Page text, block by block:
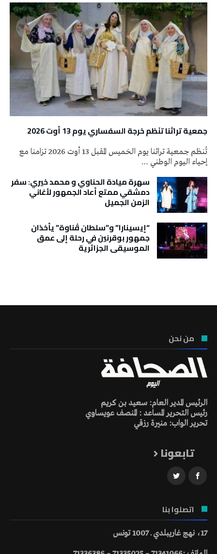
جمعية تراثنا تنَظم خرجة السفساري يوم 13 أوت 2026
تُنظم جمعية تراثنا يوم الخميس المقبل 13 أوت 2026 تزامنا مع
إحياء اليوم الوطني …
سهرة ميادة الحناوي و محمد خيري: سفر
دمشقي ممتع أعاد الجمهور لأغاني
الزمن الجميل
“إيسينارا” و”سلطان ڤناوة” يأخذان
جمهور بوقرنين في رحلة إلى عمق
الموسيقى الجزائرية
من نحن
الرئيس المدير العام: سعيد بن كريم
رئيس التحرير المساعد : المنصف عويساوي
تحرير الواب: منيرة رزقي
تابعونا
اتصلوا بنا
17، نهج غاريبلدي ـ 1007 تونس